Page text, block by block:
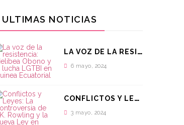
ULTIMAS NOTICIAS
L
A VOZ DE LA RESISTENCIA: MELIBEA OBONO Y LA LUCHA LGTBI EN GUINEA ECUATORIAL
6 mayo, 2024
C
ONFLICTOS Y LEYES: LA CONTROVERSIA DE J.K. ROWLING Y LA NUEVA LEY EN ESCOCIA
3 mayo, 2024